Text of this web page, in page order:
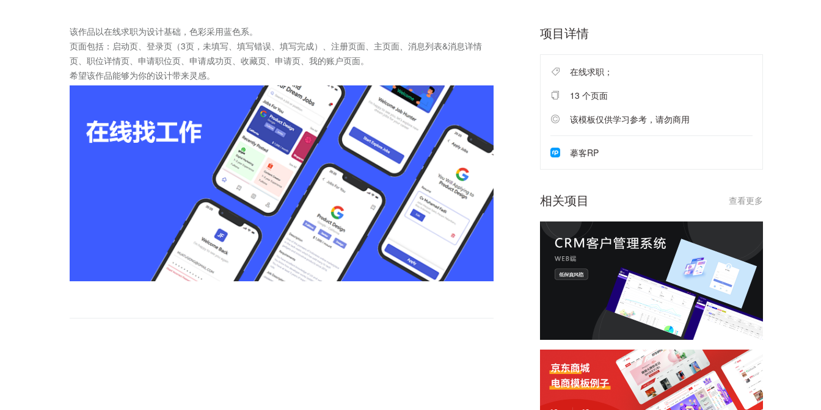
该作品以在线求职为设计基础，色彩采用蓝色系。
页面包括：启动页、登录页（3页，未填写、填写错误、填写完成）、注册页面、主页面、消息列表&消息详情
页、职位详情页、申请职位页、申请成功页、收藏页、申请页、我的账户页面。
希望该作品能够为你的设计带来灵感。
项目详情
在线求职；
13 个页面
该模板仅供学习参考，请勿商用
摹客RP
相关项目 查看更多